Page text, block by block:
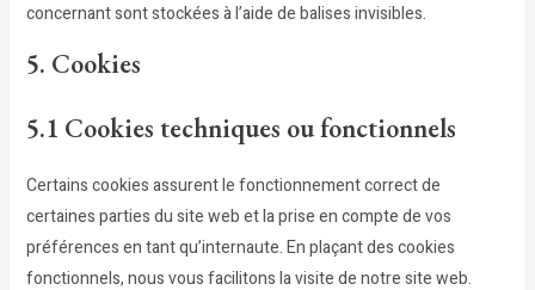
concernant sont stockées à l’aide de balises invisibles.
5. Cookies
5.1 Cookies techniques ou fonctionnels
Certains cookies assurent le fonctionnement correct de
certaines parties du site web et la prise en compte de vos
préférences en tant qu’internaute. En plaçant des cookies
fonctionnels, nous vous facilitons la visite de notre site web.